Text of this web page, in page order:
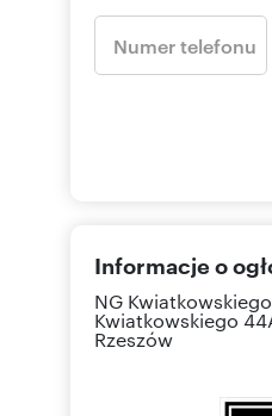
Informacje o
NG Kwiatkowskiego
Kwiatkowskiego
Rzeszów